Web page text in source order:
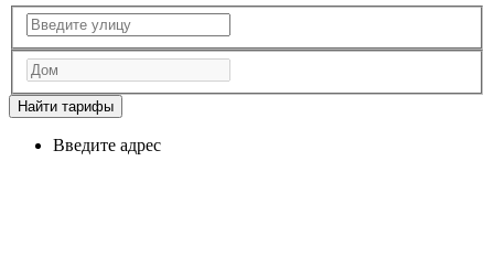
Найти тарифы
Введите адрес